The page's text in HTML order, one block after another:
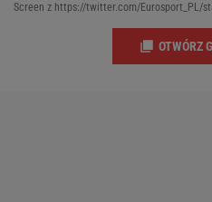
Screen z https://twitter.com/Eurosport_PL/
OTWÓRZ